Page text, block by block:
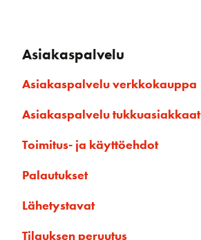
Asiakaspalvelu
Asiakaspalvelu verkkokauppa
Asiakaspalvelu tukkuasiakkaat
Toimitus- ja käyttöehdot
Palautukset
Lähetystavat
Tilauksen peruutus